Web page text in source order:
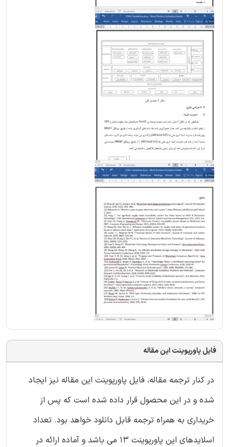
فایل پاورپوینت این مقاله
در کنار ترجمه مقاله، فایل پاورپوینت این مقاله نیز ایجاد
شده و در این محصول قرار داده شده است که پس از
خریداری به همراه ترجمه قابل دانلود خواهد بود. تعداد
اسلایدهای این پاورپوینت 13 می باشد و آماده ارائه در